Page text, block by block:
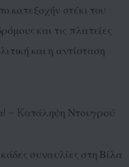
κατεξοχήν στέκι του
και τις πλατείες
και η αντίσταση
συναυλίες στη Βίλα